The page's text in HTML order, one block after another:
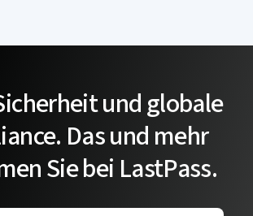
und globale
Das und mehr
Sie bei LastPass.